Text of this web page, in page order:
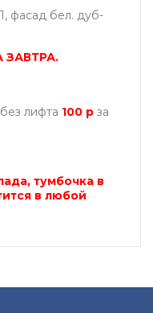
фасад бел. дуб-
ЗАВТРА.
лифта 100 р за
тумбочка в
в любой